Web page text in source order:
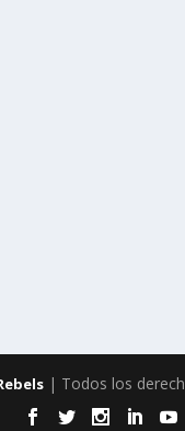
| Todos los